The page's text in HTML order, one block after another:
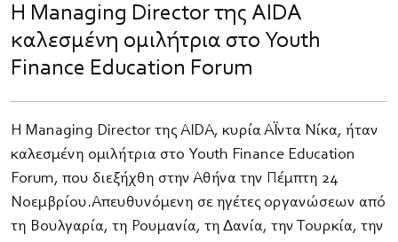
H Managing Director της AIDA
καλεσμένη ομιλήτρια στο Youth
Finance Education Forum
Η Managing Director της AIDA, κυρία Αΐντα Νίκα, ήταν
καλεσμένη ομιλήτρια στο Youth Finance Education
Forum, που διεξήχθη στην Αθήνα την Πέμπτη 24
Νοεμβρίου.​Απευθυνόμενη σε ηγέτες οργανώσεων από
τη Βουλγαρία, τη Ρουμανία, τη Δανία, την Τουρκία, την